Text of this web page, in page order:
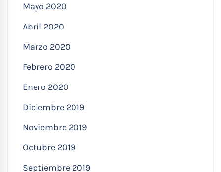
Mayo 2020
Abril 2020
Marzo 2020
Febrero 2020
Enero 2020
Diciembre 2019
Noviembre 2019
Octubre 2019
Septiembre 2019